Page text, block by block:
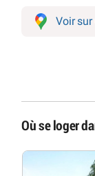
Voir
Où se loger